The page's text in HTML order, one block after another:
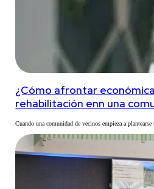
¿Cómo afrontar
rehabilitación enn una
Cuando una comunidad de vecinos empieza a plantearse